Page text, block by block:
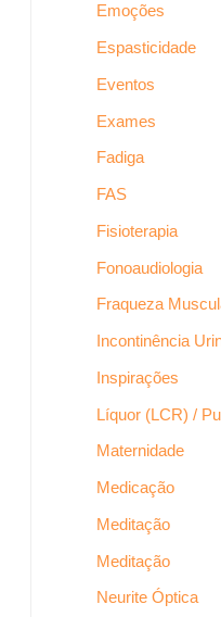
Emoções
Espasticidade
Eventos
Exames
Fadiga
FAS
Fisioterapia
Fonoaudiologia
Fraqueza
Incontinência
Inspirações
Líquor (LCR) /
Maternidade
Medicação
Meditação
Meditação
Neurite Óptica